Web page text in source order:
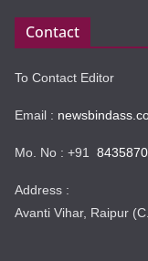
Contact
To Contact Editor
Email :
Mo. No : +91
Address :
Avanti Vihar, Raipur